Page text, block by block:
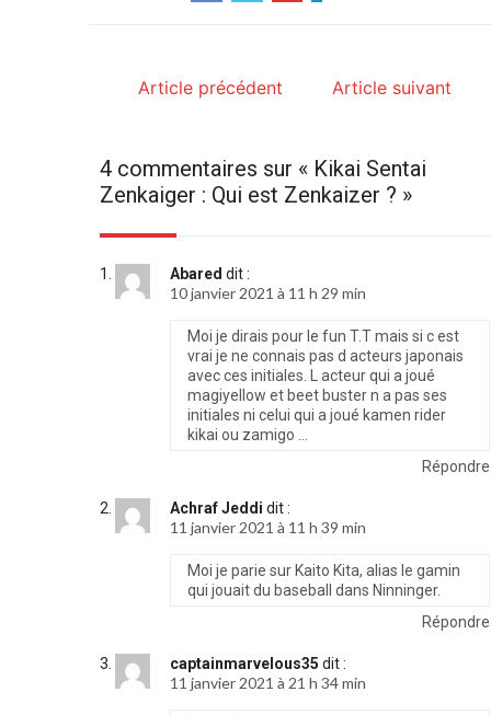
Article précédent Article suivant
4 commentaires sur « Kikai Sentai
Zenkaiger : Qui est Zenkaizer ? »
Abared dit :
10 janvier 2021 à 11 h 29 min
Moi je dirais pour le fun T.T mais si c est
vrai je ne connais pas d acteurs japonais
avec ces initiales. L acteur qui a joué
magiyellow et beet buster n a pas ses
initiales ni celui qui a joué kamen rider
kikai ou zamigo …
Répondre
Achraf Jeddi dit :
11 janvier 2021 à 11 h 39 min
Moi je parie sur Kaito Kita, alias le gamin
qui jouait du baseball dans Ninninger.
Répondre
captainmarvelous35 dit :
11 janvier 2021 à 21 h 34 min